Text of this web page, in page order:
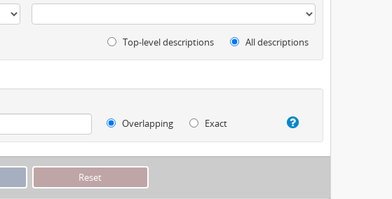
Top-level descriptions All descriptions
Overlapping
Exact